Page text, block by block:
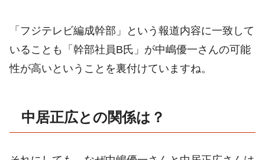
「フジテレビ編成幹部」という報道内容に一致して
いることも「幹部社員B氏」が中嶋優一さんの可能
性が高いということを裏付けていますね。
中居正広との関係は？